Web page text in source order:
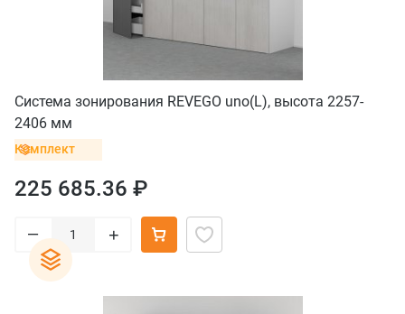
Система зонирования REVEGO uno(L), высота 2257-
2406 мм
Комплект
225 685.36 ₽
– +